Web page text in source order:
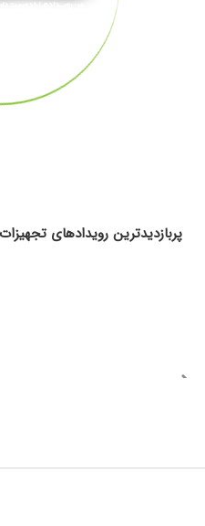
پربازدیدترین رویدادهای